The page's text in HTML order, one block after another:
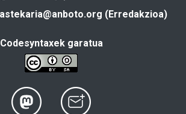
astekaria@anboto.org (Erredakzioa)
Codesyntaxek garatua